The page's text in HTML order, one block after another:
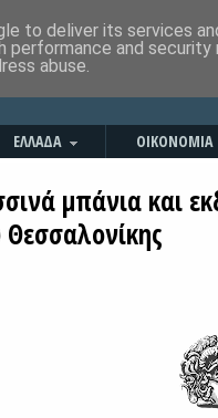
ΕΛΛΑΔΑ ΟΙΚΟΝΟΜΙΑ
μπάνια και
to deliver its services
performance and
abuse.